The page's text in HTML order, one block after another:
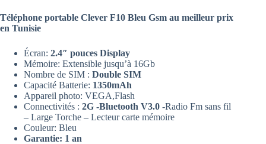
Téléphone portable Clever F10 Bleu Gsm au meilleur prix
en Tunisie
Écran: 2.4″ pouces Display
Mémoire: Extensible jusqu’à 16Gb
Nombre de SIM : Double SIM
Capacité Batterie: 1350mAh
Appareil photo: VEGA,Flash
Connectivités : 2G -Bluetooth V3.0 -Radio Fm sans fil
– Large Torche – Lecteur carte mémoire
Couleur: Bleu
Garantie: 1 an